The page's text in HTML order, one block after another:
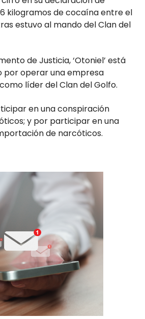
kilogramos de cocaína entre el
estuvo al mando del Clan del
de Justicia, ‘Otoniel’ está
por operar una empresa
líder del Clan del Golfo.
en una conspiración
y por participar en una
de narcóticos.